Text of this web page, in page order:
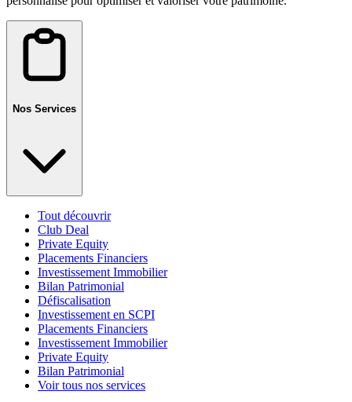
Nos Services
Tout découvrir
Club Deal
Private Equity
Placements Financiers
Investissement Immobilier
Bilan Patrimonial
Défiscalisation
Investissement en SCPI
Placements Financiers
Investissement Immobilier
Private Equity
Bilan Patrimonial
Voir tous nos services